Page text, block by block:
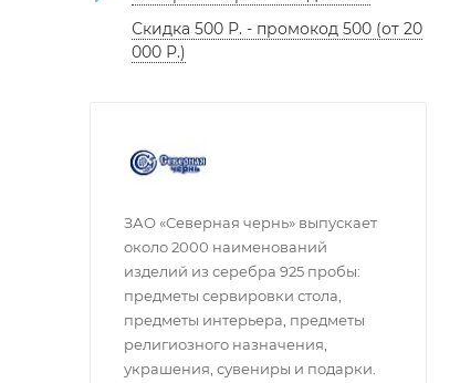
Скидка 500 Р. - промокод 500 (от 20
000 Р.)
ЗАО «Северная чернь» выпускает
около 2000 наименований
изделий из серебра 925 пробы:
предметы сервировки стола,
предметы интерьера, предметы
религиозного назначения,
украшения, сувениры и подарки.